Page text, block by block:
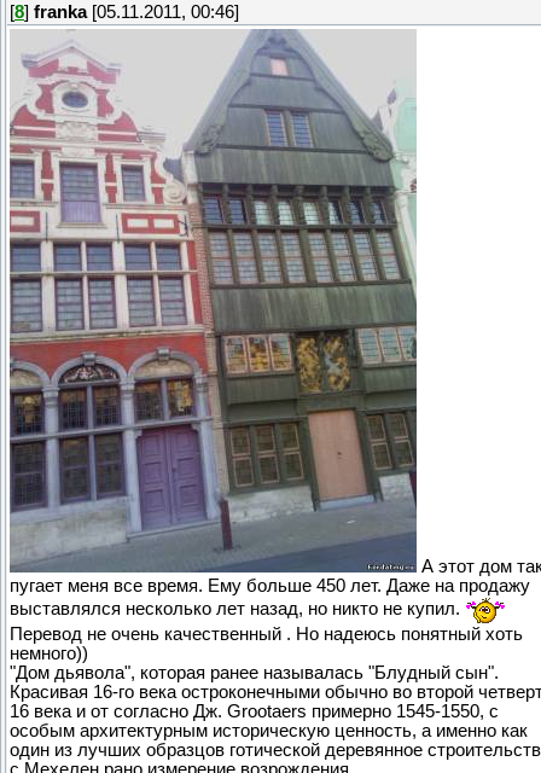
[8] franka[05.11.2011, 00:46]
А этот дом
пугает меня все время. Ему больше 450 лет. Даже на продажу
выставлялся несколько лет назад, но никто не купил.
Перевод не очень качественный . Но надеюсь понятный хоть
немного))
"Дом дьявола", которая ранее называлась "Блудный сын".
Красивая 16-го века остроконечными обычно во второй
16 века и от согласно Дж. Grootaers примерно 1545-1550, с
особым архитектурным историческую ценность, а именно как
один из лучших образцов готической деревянное